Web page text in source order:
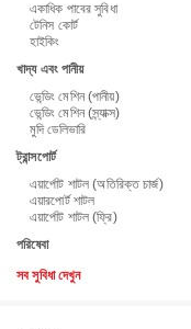
একাধিক পাবের সুবিধা
টেনিস কোর্ট
হাইকিং
খাদ্য এবং পানীয়
ভেন্ডিং মেশিন (পানীয়)
ভেন্ডিং মেশিন (স্ন্যাক্স)
মুদি ডেলিভারি
ট্রান্সপোর্ট
এয়ার্পোট শাটল (অতিরিক্ত চার্জ)
এয়ারপোর্ট শাটল
এয়ার্পোট শাটল (ফ্রি)
পরিষেবা
সব সুবিধা দেখুন